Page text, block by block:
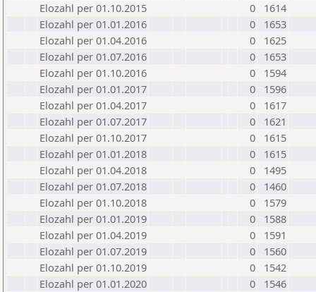
Elozahl per 01.10.2015
0
1614
Elozahl per 01.01.2016
0
1653
Elozahl per 01.04.2016
0
1625
Elozahl per 01.07.2016
0
1653
Elozahl per 01.10.2016
0
1594
Elozahl per 01.01.2017
0
1596
Elozahl per 01.04.2017
0
1617
Elozahl per 01.07.2017
0
1621
Elozahl per 01.10.2017
0
1615
Elozahl per 01.01.2018
0
1615
Elozahl per 01.04.2018
0
1495
Elozahl per 01.07.2018
0
1460
Elozahl per 01.10.2018
0
1579
Elozahl per 01.01.2019
0
1588
Elozahl per 01.04.2019
0
1591
Elozahl per 01.07.2019
0
1560
Elozahl per 01.10.2019
0
1542
Elozahl per 01.01.2020
0
1546